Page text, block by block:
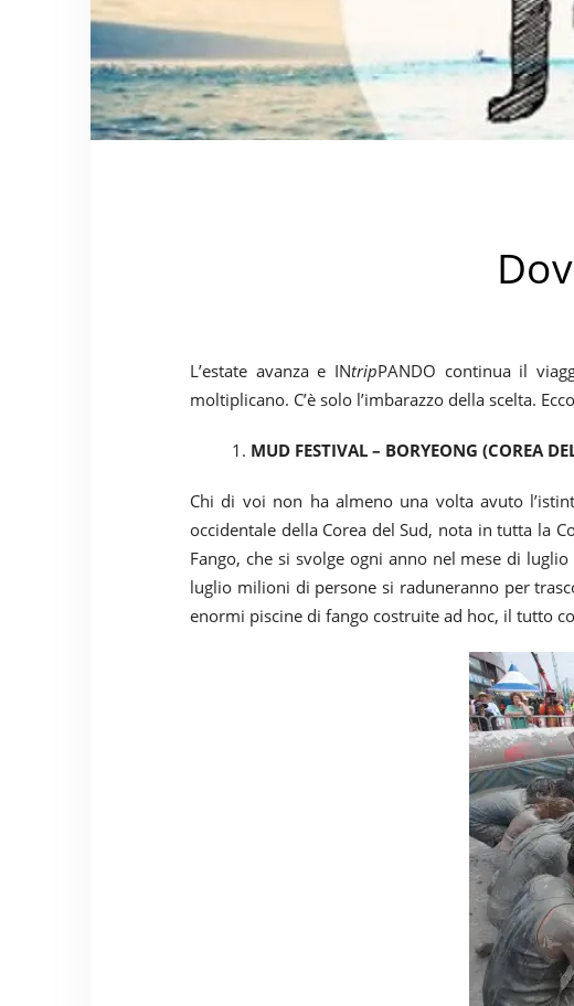
L’estate avanza e INtripPANDO continua il
moltiplicano. C’è solo l’imbarazzo della scelta.
MUD FESTIVAL – BORYEONG (COREA
Chi di voi non ha almeno una volta avuto
occidentale della Corea del Sud, nota in tutta la
Fango, che si svolge ogni anno nel mese di
luglio milioni di persone si raduneranno per
enormi piscine di fango costruite ad hoc, il tutto